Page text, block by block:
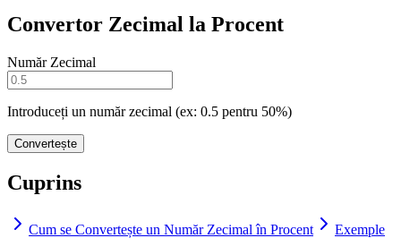
Convertor Zecimal la Procent
Număr Zecimal
Introduceți un număr zecimal (ex: 0.5 pentru 50%)
Convertește
Cuprins
Cum se Convertește un Număr Zecimal în Procent
Exemple